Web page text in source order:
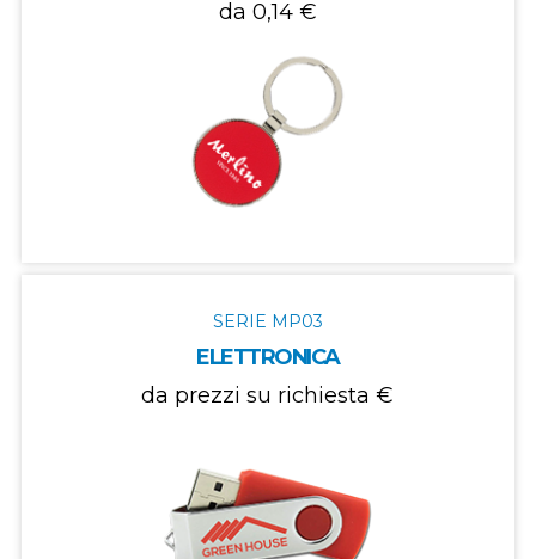
da 0,14 €
SERIE MP03
ELETTRONICA
da prezzi su richiesta €